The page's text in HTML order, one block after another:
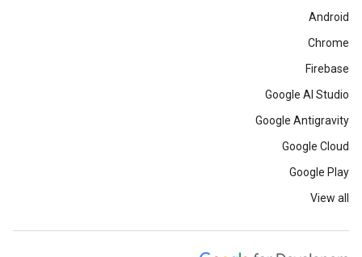
Android
Chrome
Firebase
Google AI Studio
Google Antigravity
Google Cloud
Google Play
View all